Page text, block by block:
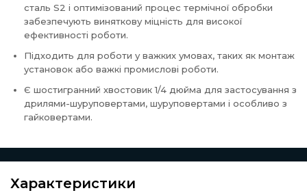
сталь S2 і оптимізований процес термічної обробки
забезпечують виняткову міцність для високої
ефективності роботи.
Підходить для роботи у важких умовах, таких як монтаж
установок або важкі промислові роботи.
Є шостигранний хвостовик 1/4 дюйма для застосування з
дрилями-шуруповертами, шуруповертами і особливо з
гайковертами.
Характеристики